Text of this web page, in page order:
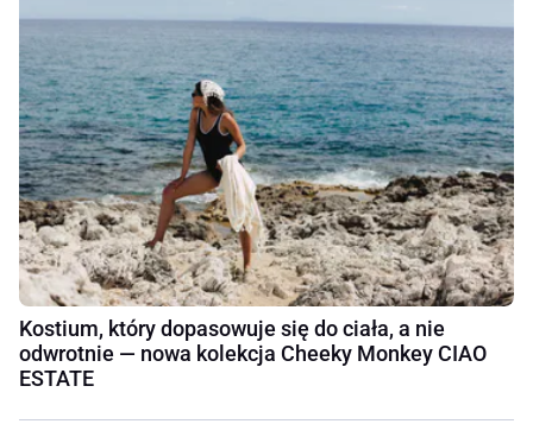
Kostium, który dopasowuje się do ciała, a nie
odwrotnie — nowa kolekcja Cheeky Monkey CIAO
ESTATE